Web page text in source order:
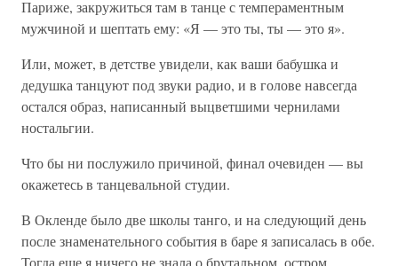
Париже, закружиться там в танце с темпераментным
мужчиной и шептать ему: «Я — это ты, ты — это я».
Или, может, в детстве увидели, как ваши бабушка и
дедушка танцуют под звуки радио, и в голове навсегда
остался образ, написанный выцветшими чернилами
ностальгии.
Что бы ни послужило причиной, финал очевиден — вы
окажетесь в танцевальной студии.
В Окленде было две школы танго, и на следующий день
после знаменательного события в баре я записалась в обе.
Тогда еще я ничего не знала о брутальном, остром,